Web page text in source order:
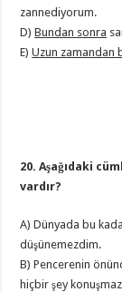
zannediyorum.
D)Bundan sonra
E)Uzun zamandan
20. Aşağıdaki
vardır?
A) Dünyada bu
düşünemezdim.
B) Pencerenin
hiçbir şey